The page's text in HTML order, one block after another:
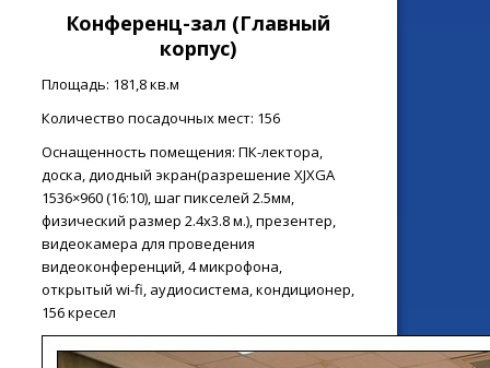
Конференц-зал (Главный
корпус)
Площадь: 181,8 кв.м
Количество посадочных мест: 156
Оснащенность помещения: ПК-лектора,
доска, диодный экран(разрешение XJXGA
1536×960 (16:10), шаг пикселей 2.5мм,
физический размер 2.4х3.8 м.), презентер,
видеокамера для проведения
видеоконференций, 4 микрофона,
открытый wi-fi, аудиосистема, кондиционер,
156 кресел